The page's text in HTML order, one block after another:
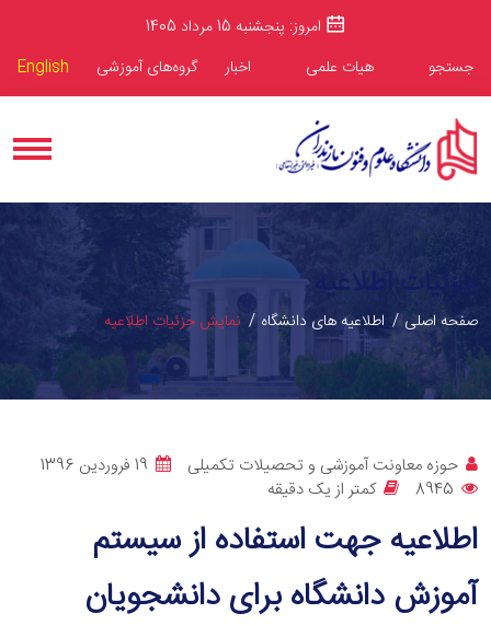
امروز: پنجشنبه 15 مرداد 1405
جستجو
هیات علمی اخبار گروه‌های آموزشی English
جزئیات اطلاعیه
صفحه اصلی اطلاعیه های دانشگاه نمایش جزئیات اطلاعیه
حوزه معاونت آموزشی و تحصیلات تکمیلی
19 فروردین 1396
8945
کمتر از یک دقیقه
اطلاعیه جهت استفاده از سیستم
آموزش دانشگاه برای دانشجویان